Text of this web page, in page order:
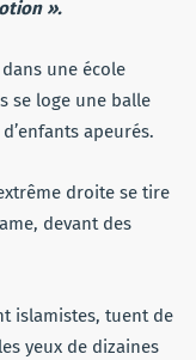
».
une école
se loge une balle
apeurés.
droite se tire
devant des
islamistes, tuent de
yeux de dizaines